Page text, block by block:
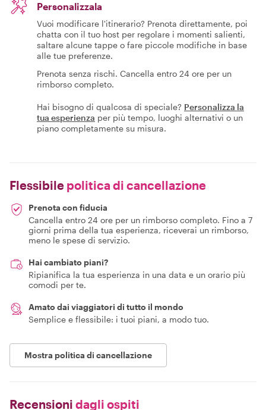
Personalizzala
Vuoi modificare l'itinerario? Prenota direttamente, poi
chatta con il tuo host per regolare i momenti salienti,
saltare alcune tappe o fare piccole modifiche in base
alle tue preferenze.
Prenota senza rischi. Cancella entro 24 ore per un
rimborso completo.
Hai bisogno di qualcosa di speciale? Personalizza la
tua esperienza per più tempo, luoghi alternativi o un
piano completamente su misura.
Flessibile politica di cancellazione
Prenota con fiducia
Cancella entro 24 ore per un rimborso completo. Fino a 7
giorni prima della tua esperienza, riceverai un rimborso,
meno le spese di servizio.
Hai cambiato piani?
Ripianifica la tua esperienza in una data e un orario più
comodi per te.
Amato dai viaggiatori di tutto il mondo
Semplice e flessibile: i tuoi piani, a modo tuo.
Mostra politica di cancellazione
Recensioni dagli ospiti